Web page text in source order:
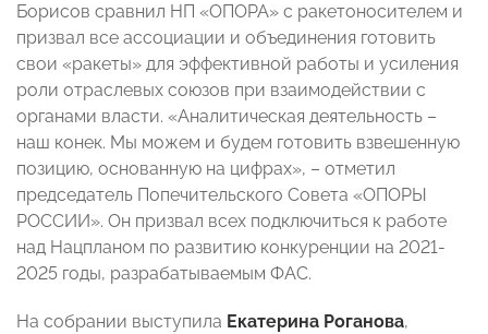
Борисов сравнил НП «ОПОРА» с ракетоносителем и
призвал все ассоциации и объединения готовить
свои «ракеты» для эффективной работы и усиления
роли отраслевых союзов при взаимодействии с
органами власти. «Аналитическая деятельность –
наш конек. Мы можем и будем готовить взвешенную
позицию, основанную на цифрах», – отметил
председатель Попечительского Совета «ОПОРЫ
РОССИИ». Он призвал всех подключиться к работе
над Нацпланом по развитию конкуренции на 2021-
2025 годы, разрабатываемым ФАС.
На собрании выступила Екатерина Роганова,